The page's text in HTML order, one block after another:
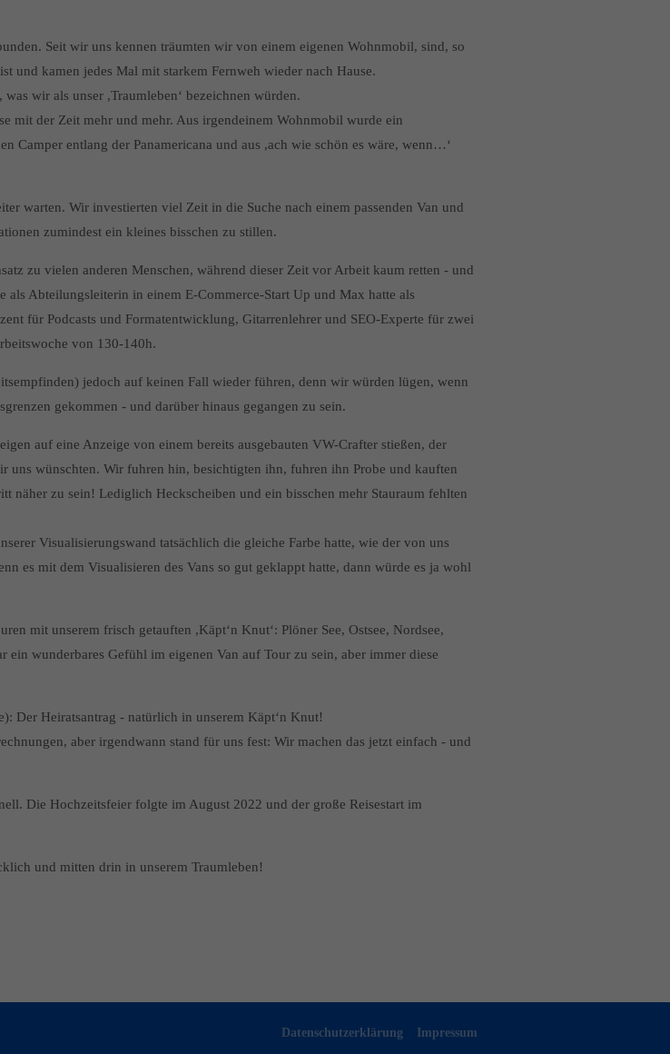
Seit wir uns kennen träumten wir von einem eigenen Wohnmobil, sind, so
und kamen jedes Mal mit starkem Fernweh wieder nach Hause.
wir als unser ,Traumleben‘ bezeichnen würden.
mit der Zeit mehr und mehr. Aus irgendeinem Wohnmobil wurde ein
Camper entlang der Panamericana und aus ,ach wie schön es wäre, wenn…‘
warten. Wir investierten viel Zeit in die Suche nach einem passenden Van und
zumindest ein kleines bisschen zu stillen.
zu vielen anderen Menschen, während dieser Zeit vor Arbeit kaum retten - und
als Abteilungsleiterin in einem E-Commerce-Start Up und Max hatte als
für Podcasts und Formatentwicklung, Gitarrenlehrer und SEO-Experte für zwei
von 130-140h.
jedoch auf keinen Fall wieder führen, denn wir würden lügen, wenn
gekommen - und darüber hinaus gegangen zu sein.
auf eine Anzeige von einem bereits ausgebauten VW-Crafter stießen, der
uns wünschten. Wir fuhren hin, besichtigten ihn, fuhren ihn Probe und kauften
näher zu sein! Lediglich Heckscheiben und ein bisschen mehr Stauraum fehlten
Visualisierungswand tatsächlich die gleiche Farbe hatte, wie der von uns
es mit dem Visualisieren des Vans so gut geklappt hatte, dann würde es ja wohl
mit unserem frisch getauften ,Käpt‘n Knut‘: Plöner See, Ostsee, Nordsee,
wunderbares Gefühl im eigenen Van auf Tour zu sein, aber immer diese
Der Heiratsantrag - natürlich in unserem Käpt‘n Knut!
aber irgendwann stand für uns fest: Wir machen das jetzt einfach - und
Die Hochzeitsfeier folgte im August 2022 und der große Reisestart im
und mitten drin in unserem Traumleben!
Datenschutzerklärung Impressum